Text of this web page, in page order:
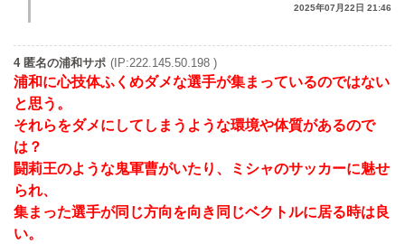
2025年07月22日 21:46
4 匿名の浦和サポ (IP:222.145.50.198 )
浦和に心技体ふくめダメな選手が集まっているのではない
と思う。
それらをダメにしてしまうような環境や体質があるので
は？
闘莉王のような鬼軍曹がいたり、ミシャのサッカーに魅せ
られ、
集まった選手が同じ方向を向き同じベクトルに居る時は良
い。